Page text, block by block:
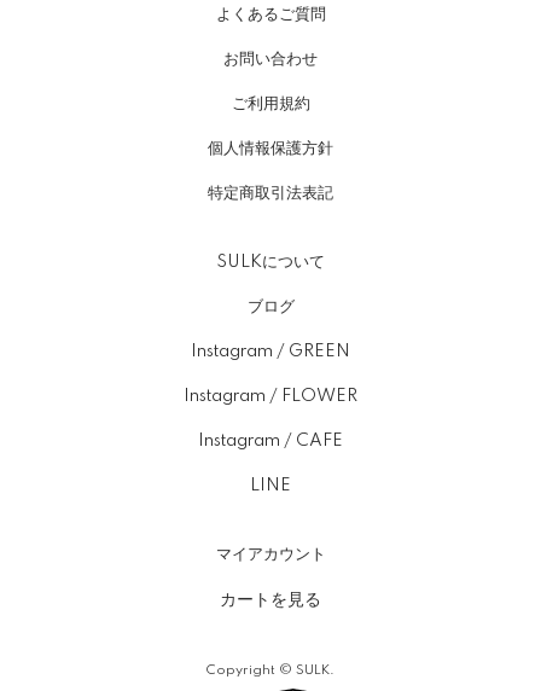
よくあるご質問
お問い合わせ
ご利用規約
個人情報保護方針
特定商取引法表記
SULKについて
ブログ
Instagram / GREEN
Instagram / FLOWER
Instagram / CAFE
LINE
マイアカウント
カートを見る
Copyright © SULK.